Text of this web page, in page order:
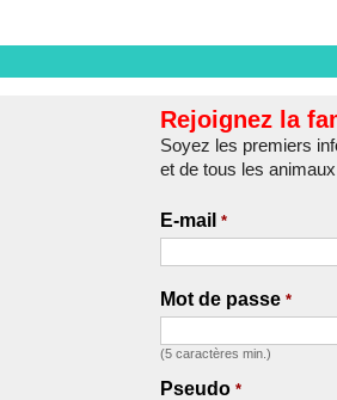
Rejoignez la
Soyez les premiers
et de tous les
E-mail *
Mot de passe *
(5 caractères min.)
Pseudo *